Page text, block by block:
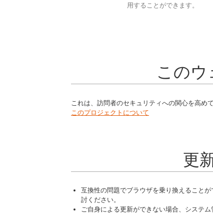
用することができます。
この
これは、訪問者のセキュリティへの関心を高め
このプロジェクトについて
更
互換性の問題でブラウザを乗り換えること
討ください。
ご自身による更新ができない場合、システム